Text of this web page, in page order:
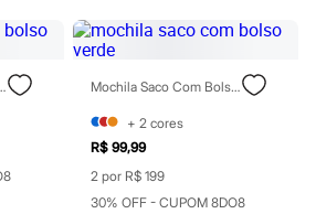
Preta Mochila Saco Com Bolso Verde
+ 2 cores
R$ 99,99
2 por R$ 199
30% OFF - CUPOM 8DO8